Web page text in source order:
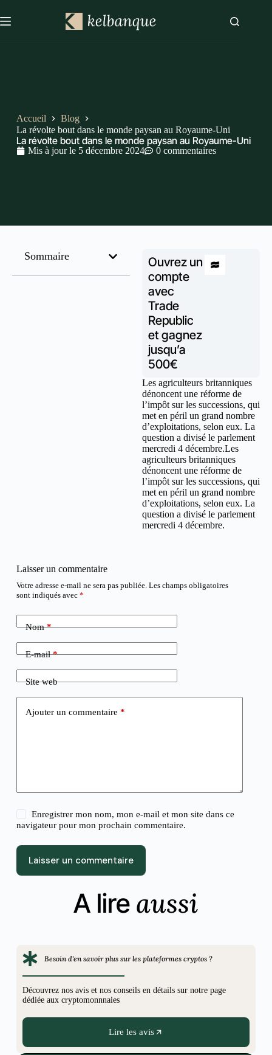
Accueil
Blog
La révolte bout dans le monde paysan au Royaume-Uni
La révolte bout dans le monde paysan au Royaume-Uni
Mis à jour le 5 décembre 2024 0 commentaires
Sommaire
Ouvrez un
compte
avec
Trade
Republic
et gagnez
jusqu’a
500€
Les agriculteurs britanniques
dénoncent une réforme de
l’impôt sur les successions, qui
met en péril un grand nombre
d’exploitations, selon eux. La
question a divisé le parlement
mercredi 4 décembre.Les
agriculteurs britanniques
dénoncent une réforme de
l’impôt sur les successions, qui
met en péril un grand nombre
d’exploitations, selon eux. La
question a divisé le parlement
mercredi 4 décembre.
Laisser un commentaire
Votre adresse e-mail ne sera pas publiée. Les champs obligatoires
sont indiqués avec *
Nom*
E-mail*
Site web
Ajouter un commentaire *
Enregistrer mon nom, mon e-mail et mon site dans ce
navigateur pour mon prochain commentaire.
Laisser un commentaire
A lire aussi
Besoin d'en savoir plus sur les plateformes cryptos ?
Découvrez nos avis et nos conseils en détails sur notre page
dédiée aux cryptomonnnaies
Lire les avis